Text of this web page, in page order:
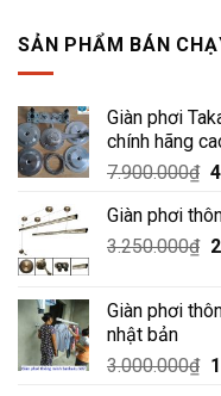
SẢN PHẨM BÁN
Giàn phơi
chính hãng
7.900.000₫
Giàn phơi
3.250.000₫
Giàn phơi
nhật bản
3.000.000₫